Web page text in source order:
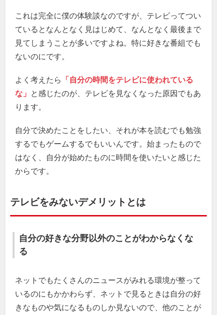
これは完全に僕の体験談なのですが、テレビってつい
ているとなんとなく見はじめて、なんとなく最後まで
見てしまうことが多いですよね。特に好きな番組でも
ないのにです。
よく考えたら
「自分の時間をテレビに使われている
な」
と感じたのが、テレビを見なくなった原因でもあ
ります。
自分で決めたことをしたい、それが本を読むでも勉強
するでもゲームするでもいいんです。始まったもので
はなく、自分が始めたものに時間を使いたいと感じた
からです。
テレビをみないデメリットとは
自分の好きな分野以外のことがわからなくな
る
ネットでもたくさんのニュースがみれる環境が整って
いるのにもかかわらず、ネットで見るときは自分の好
きなものや気になるものしか見ないので、他のことが